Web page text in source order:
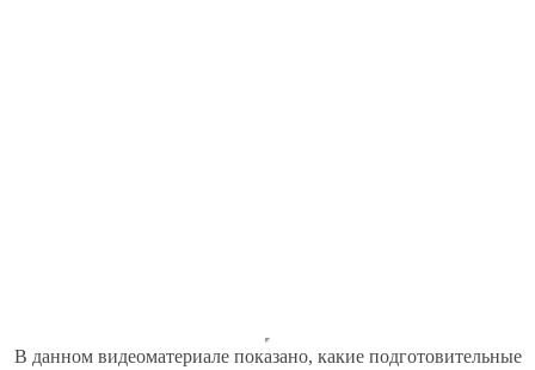
В данном видеоматериале показано, какие подготовительные